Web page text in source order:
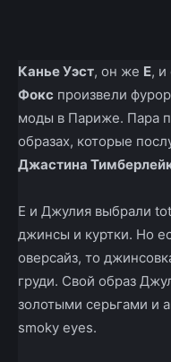
Канье Уэст, он же Е, и
Фокс произвели
моды в Париже. Пара
образах, которые
Джастина
Е и Джулия выбрали
джинсы и куртки. Но
оверсайз, то
груди. Свой образ
золотыми серьгами и
smoky eyes.